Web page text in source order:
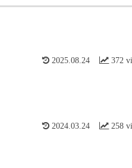
372
2025.08.24
258
2024.03.24